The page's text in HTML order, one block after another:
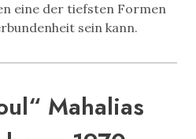
eine der tiefsten Formen
sein kann.
Mahalias